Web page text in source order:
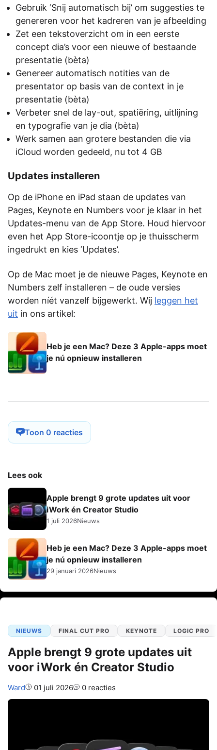
Gebruik ‘Snij automatisch bij’ om suggesties te
genereren voor het kadreren van je afbeelding
Zet een tekstoverzicht om in een eerste
concept dia’s voor een nieuwe of bestaande
presentatie (bèta)
Genereer automatisch notities van de
presentator op basis van de context in je
presentatie (bèta)
Verbeter snel de lay-out, spatiëring, uitlijning
en typografie van je dia (bèta)
Werk samen aan grotere bestanden die via
iCloud worden gedeeld, nu tot 4 GB
Updates installeren
Op de iPhone en iPad staan de updates van
Pages, Keynote en Numbers voor je klaar in het
Updates-menu van de App Store. Houd hiervoor
even het App Store-icoontje op je thuisscherm
ingedrukt en kies ‘Updates’.
Op de Mac moet je de nieuwe Pages, Keynote en
Numbers zelf installeren – de oude versies
worden níét vanzelf bijgewerkt. Wij leggen het
uit in ons artikel:
Heb je een Mac? Deze 3 Apple-apps moet
je nú opnieuw installeren
Toon 0 reacties
Lees ook
Apple brengt 9 grote updates uit voor
iWork én Creator Studio
1 juli 2026Nieuws
Heb je een Mac? Deze 3 Apple-apps moet
je nú opnieuw installeren
29 januari 2026Nieuws
NIEUWS FINAL CUT PRO KEYNOTE LOGIC PRO
Apple brengt 9 grote updates uit
voor iWork én Creator Studio
Auteur:
Ward 01 juli 2026 0 reacties